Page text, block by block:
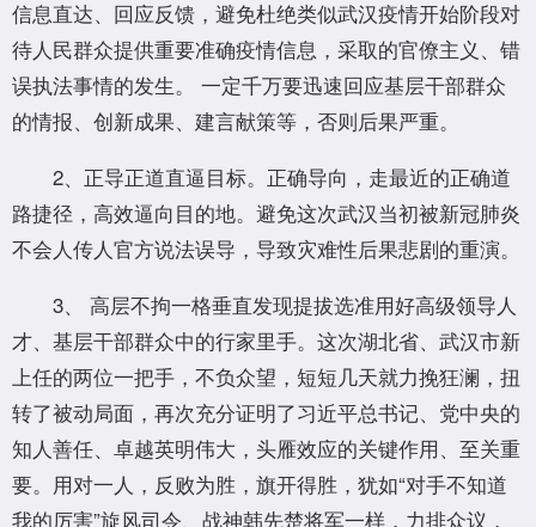
信息直达、回应反馈，避免杜绝类似武汉疫情开始阶段对
待人民群众提供重要准确疫情信息，采取的官僚主义、错
误执法事情的发生。 一定千万要迅速回应基层干部群众
的情报、创新成果、建言献策等，否则后果严重。
2、正导正道直逼目标。正确导向，走最近的正确道
路捷径，高效逼向目的地。避免这次武汉当初被新冠肺炎
不会人传人官方说法误导，导致灾难性后果悲剧的重演。
3、 高层不拘一格垂直发现提拔选准用好高级领导人
才、基层干部群众中的行家里手。这次湖北省、武汉市新
上任的两位一把手，不负众望，短短几天就力挽狂澜，扭
转了被动局面，再次充分证明了习近平总书记、党中央的
知人善任、卓越英明伟大，头雁效应的关键作用、至关重
要。用对一人，反败为胜，旗开得胜，犹如“对手不知道
我的厉害”旋风司令、战神韩先楚将军一样，力排众议，